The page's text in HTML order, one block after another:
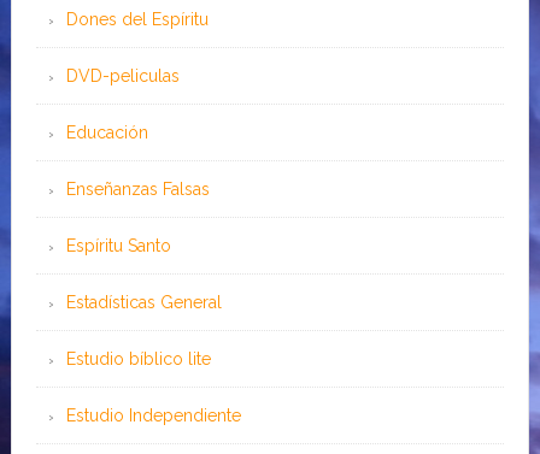
Dones del Espíritu
DVD-peliculas
Educación
Enseñanzas Falsas
Espíritu Santo
Estadísticas General
Estudio bíblico lite
Estudio Independiente